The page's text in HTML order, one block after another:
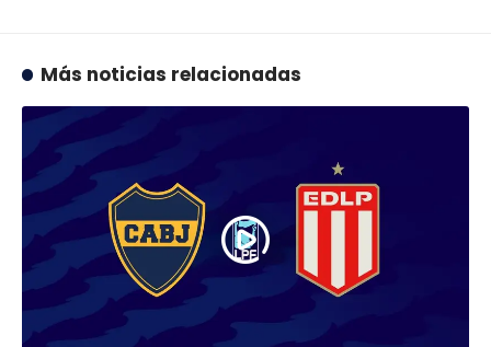
Más noticias relacionadas